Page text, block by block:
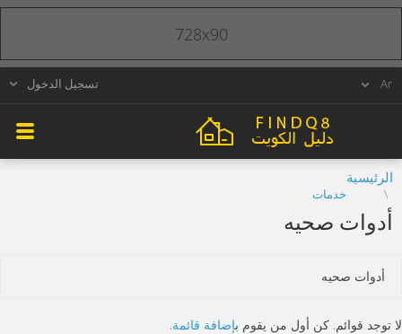
تسجيل الدخول
الرئيسية
خدمات
أدوات صحيه
أدوات صحيه
لا توجد قوائم. كن أول من يقوم بإضافة قائمة.
728x90